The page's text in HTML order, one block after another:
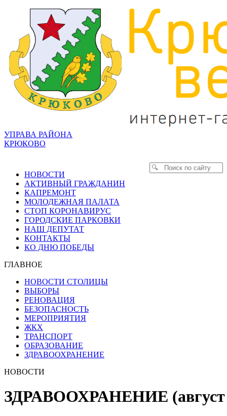
УПРАВА РАЙОНА
КРЮКОВО
НОВОСТИ
АКТИВНЫЙ ГРАЖДАНИН
КАПРЕМОНТ
МОЛОДЕЖНАЯ ПАЛАТА
СТОП КОРОНАВИРУС
ГОРОДСКИЕ ПАРКОВКИ
НАШ ДЕПУТАТ
КОНТАКТЫ
КО ДНЮ ПОБЕДЫ
ГЛАВНОЕ
НОВОСТИ СТОЛИЦЫ
ВЫБОРЫ
РЕНОВАЦИЯ
БЕЗОПАСНОСТЬ
МЕРОПРИЯТИЯ
ЖКХ
ТРАНСПОРТ
ОБРАЗОВАНИЕ
ЗДРАВООХРАНЕНИЕ
НОВОСТИ
ЗДРАВООХРАНЕНИЕ (август